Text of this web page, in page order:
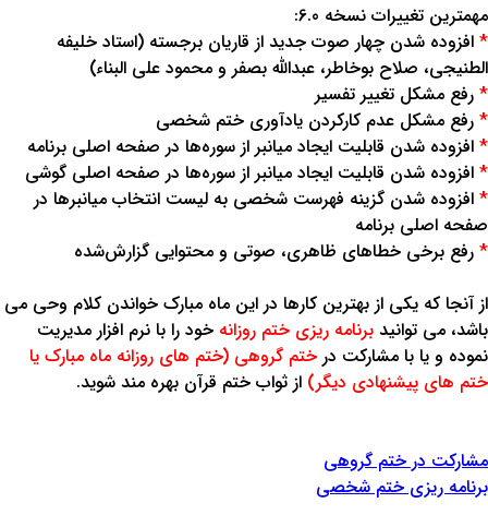
مهمترین تغییرات نسخه 6.0:
* افزوده شدن چهار صوت جدید از قاریان برجسته (استاد خلیفه
الطنیجی، صلاح بوخاطر، عبدالله بصفر و محمود علی البناء)
* رفع مشکل تغییر تفسیر
* رفع مشکل عدم کارکردن یادآوری ختم شخصی
* افزوده شدن قابلیت ایجاد میانبر از سوره‌ها در صفحه اصلی برنامه
* افزوده شدن قابلیت ایجاد میانبر از سوره‌ها در صفحه اصلی گوشی
* افزوده شدن گزینه فهرست شخصی به لیست انتخاب میانبرها در
صفحه اصلی برنامه
* رفع برخی خطاهای ظاهری، صوتی و محتوایی گزارش‌شده
از آنجا که یکی از بهترین کارها در این ماه مبارک خواندن کلام وحی می
باشد، می توانید برنامه ریزی ختم روزانه خود را با نرم افزار مدیریت
نموده و یا با مشارکت در ختم گروهی (ختم های روزانه ماه مبارک یا
ختم های پیشنهادی دیگر) از ثواب ختم قرآن بهره مند شوید.
مشارکت در ختم گروهی
برنامه ریزی ختم شخصی